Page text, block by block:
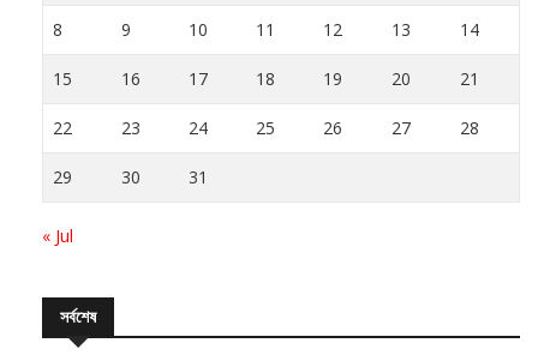
8 9 10 11 12 13 14
15 16 17 18 19 20 21
22 23 24 25 26 27 28
29 30 31
« Jul
সর্বশেষ